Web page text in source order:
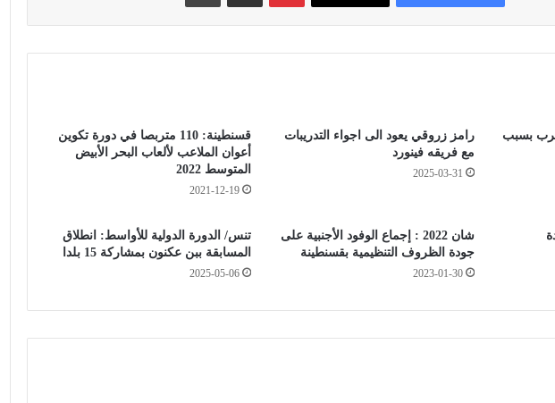
بسبب
رامز زروقي يعود الى اجواء التدريبات
مع فريقه فينورد
2025-03-31
قسنطينة: 110 متربصا في دورة تكوين
أعوان الملاعب لألعاب البحر الأبيض
المتوسط 2022
2021-12-19
شان 2022 : إجماع الوفود الأجنبية على
جودة الظروف التنظيمية بقسنطينة
2023-01-30
تنس/ الدورة الدولية للأواسط: انطلاق
المسابقة ببن عكنون بمشاركة 15 بلدا
2025-05-06